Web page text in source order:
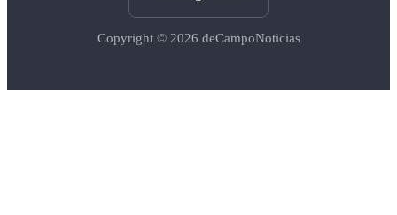
Copyright © 2026 deCampoNoticias